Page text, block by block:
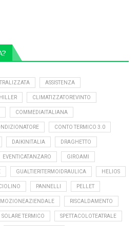
ASSISTENZA
CLIMATIZZATOREVINTO
COMMEDIAITALIANA
CONTO TERMICO 3.0
DAIKINITALIA DRAGHETTO
EVENTICATANZARO GIROAMI
GUALTIERITERMOIDRAULICA HELIOS
PANNELLI PELLET
RISCALDAMENTO
SOLARE TERMICO SPETTACOLOTEATRALE